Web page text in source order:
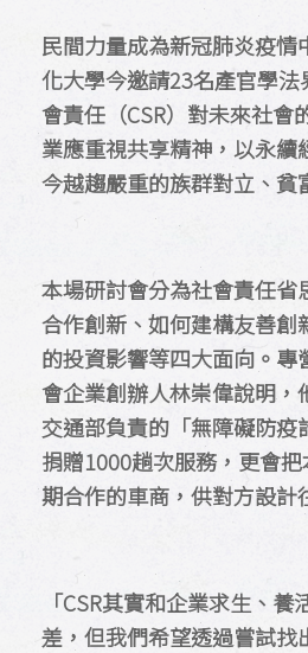
民間力量成為新冠肺炎疫
化大學今邀請23名產官學
會責任（CSR）對未來社會
業應重視共享精神，以永續
今越趨嚴重的族群對立、貧
本場研討會分為社會責任省
合作創新、如何建構友善創
的投資影響等四大面向。專
會企業創辦人林崇偉說明，
交通部負責的「無障礙防疫
捐贈1000趟次服務，更會
期合作的車商，供對方設計
「CSR其實和企業求生、
差，但我們希望透過嘗試找